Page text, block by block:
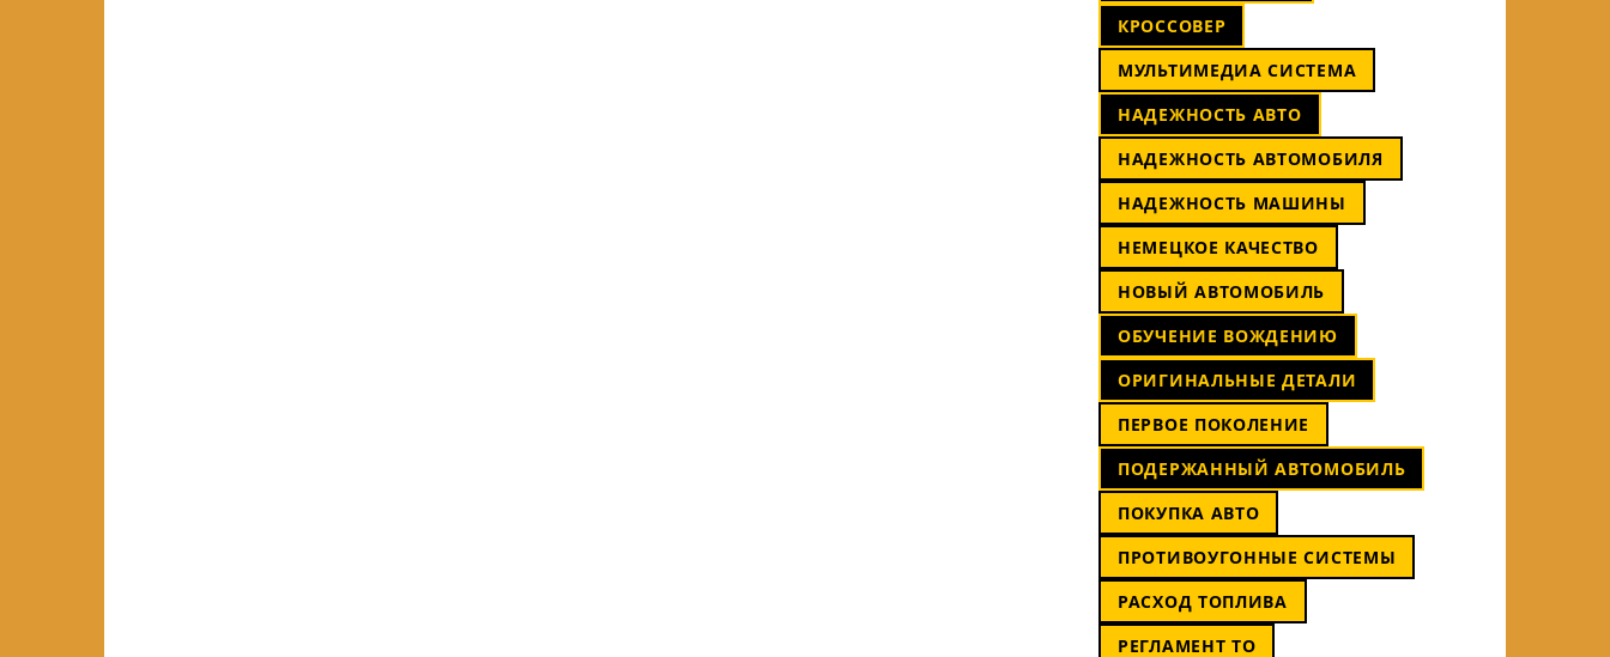
КРОССОВЕР
МУЛЬТИМЕДИА СИСТЕМА
НАДЕЖНОСТЬ АВТО
НАДЕЖНОСТЬ АВТОМОБИЛЯ
НАДЕЖНОСТЬ МАШИНЫ
НЕМЕЦКОЕ КАЧЕСТВО
НОВЫЙ АВТОМОБИЛЬ
ОБУЧЕНИЕ ВОЖДЕНИЮ
ОРИГИНАЛЬНЫЕ ДЕТАЛИ
ПЕРВОЕ ПОКОЛЕНИЕ
ПОДЕРЖАННЫЙ АВТОМОБИЛЬ
ПОКУПКА АВТО
ПРОТИВОУГОННЫЕ СИСТЕМЫ
РАСХОД ТОПЛИВА
РЕГЛАМЕНТ ТО